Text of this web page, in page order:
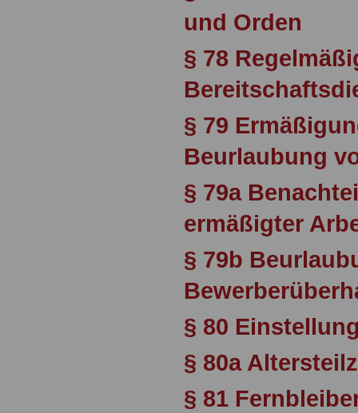
und Orden
§ 78
§ 79
Beurlaubung
§ 79a
ermäßigter
§ 79b
§ 80
§ 80a
§ 81